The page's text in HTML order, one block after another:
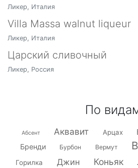
Ликер, Италия
Villa Massa walnut liqueur
Ликер, Италия
Царский сливочный
Ликер, Россия
По
Абсент Аквавит Арцах
Бренди Бурбон Вермут
Горилка Джин Коньяк